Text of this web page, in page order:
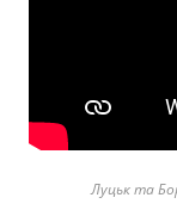
Луцьк та